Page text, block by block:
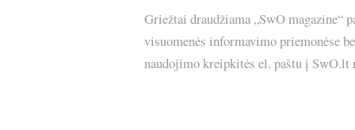
Griežtai draudžiama „SwO magazine“
visuomenės informavimo priemonėse
naudojimo kreipkitės el. paštu į